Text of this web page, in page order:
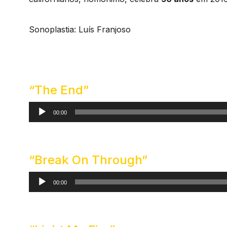
Sonoplastia: Luís Franjoso
“The End”
Reprodutor
de
00:00
“Break On Through”
Reprodutor
de
00:00